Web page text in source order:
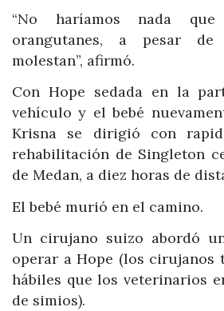
“No haríamos nada
orangutanes, a pesar
molestan”, afirmó.
Con Hope sedada en la
vehículo y el bebé
Krisna se dirigió con
rehabilitación de Singleton
de Medan, a diez horas de
El bebé murió en el camino.
Un cirujano suizo abordó
operar a Hope (los cirujanos
hábiles que los veterinarios
de simios).